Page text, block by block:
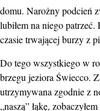
domu. Narożny podcień
lubiłem na niego
czasie trwającej burzy z
Do tego wszystkiego w
brzegu jeziora Świecco.
utrzymywana zgodnie z
„naszą” łąkę,